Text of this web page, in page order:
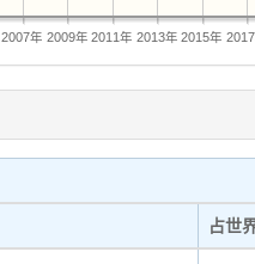
2007年 2009年 2011年 2013年 2015年
占世